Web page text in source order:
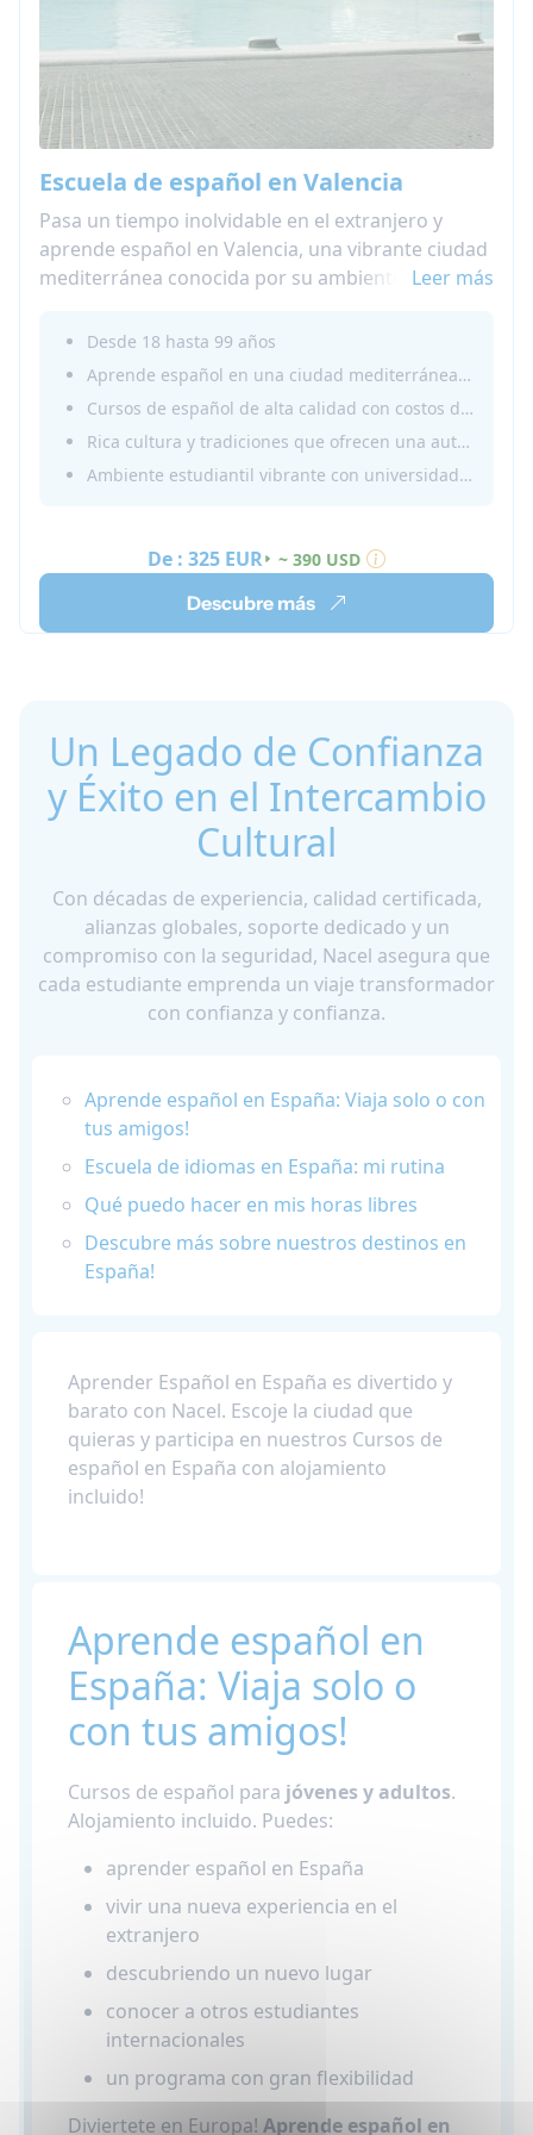
Escuela de español en Valencia
Pasa un tiempo inolvidable en el extranjero y
aprende español en Valencia, una vibrante ciudad
mediterránea conocida por su ambiente
tradiciones locales. Desde soleados cafés hasta
eventos culturales, Valencia ofrece mucho para
explorar y si estás allí en primavera, no querrás
perderte Las Fallas, uno de los festivales más
icónicos de España.
Tu curso de español en Valencia combina el
días mientras descubres la ciudad. En tu tiempo
libre, puedes apuntarte a actividades opcionales,
relajarte junto al mar, explorar barrios locales,
Leer más
Desde 18 hasta 99 años
Aprende español en una ciudad mediterránea junto al mar
Cursos de español de alta calidad con costos de vida más asequibles que en las grandes capitales
Rica cultura y tradiciones que ofrecen una auténtica experiencia española
Ambiente estudiantil vibrante con universidades, eventos culturales y una animada escena social
De : 325 EUR ~ 390 USD
Descubre más
Un Legado de Confianza
y Éxito en el Intercambio
Cultural
Con décadas de experiencia, calidad certificada,
alianzas globales, soporte dedicado y un
compromiso con la seguridad, Nacel asegura que
cada estudiante emprenda un viaje transformador
con confianza y confianza.
Aprende español en España: Viaja solo o con
tus amigos!
Escuela de idiomas en España: mi rutina
Qué puedo hacer en mis horas libres
Descubre más sobre nuestros destinos en
España!
Aprender Español en España es divertido y
barato con Nacel. Escoje la ciudad que
quieras y participa en nuestros Cursos de
español en España con alojamiento
incluido!
Aprende español en
España: Viaja solo o
con tus amigos!
Cursos de español para jóvenes y adultos.
Alojamiento incluido. Puedes:
aprender español en España
vivir una nueva experiencia en el
extranjero
descubriendo un nuevo lugar
conocer a otros estudiantes
internacionales
un programa con gran flexibilidad
Diviertete en Europa! Aprende español en